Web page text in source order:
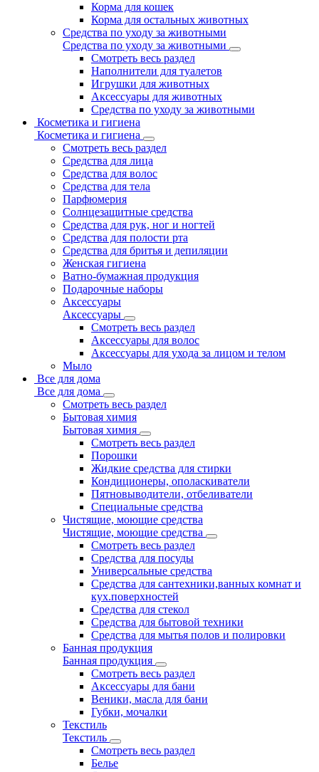
Корма для кошек
Корма для остальных животных
Средства по уходу за животными
Средства по уходу за животными
Смотреть весь раздел
Наполнители для туалетов
Игрушки для животных
Аксессуары для животных
Средства по уходу за животными
Косметика и гигиена
Косметика и гигиена
Смотреть весь раздел
Средства для лица
Средства для волос
Средства для тела
Парфюмерия
Солнцезащитные средства
Средства для рук, ног и ногтей
Средства для полости рта
Средства для бритья и депиляции
Женская гигиена
Ватно-бумажная продукция
Подарочные наборы
Аксессуары
Аксессуары
Смотреть весь раздел
Аксессуары для волос
Аксессуары для ухода за лицом и телом
Мыло
Все для дома
Все для дома
Смотреть весь раздел
Бытовая химия
Бытовая химия
Смотреть весь раздел
Порошки
Жидкие средства для стирки
Кондиционеры, ополаскиватели
Пятновыводители, отбеливатели
Специальные средства
Чистящие, моющие средства
Чистящие, моющие средства
Смотреть весь раздел
Средства для посуды
Универсальные средства
Средства для сантехники,ванных комнат и
кух.поверхностей
Средства для стекол
Средства для бытовой техники
Средства для мытья полов и полировки
Банная продукция
Банная продукция
Смотреть весь раздел
Аксессуары для бани
Веники, масла для бани
Губки, мочалки
Текстиль
Текстиль
Смотреть весь раздел
Белье